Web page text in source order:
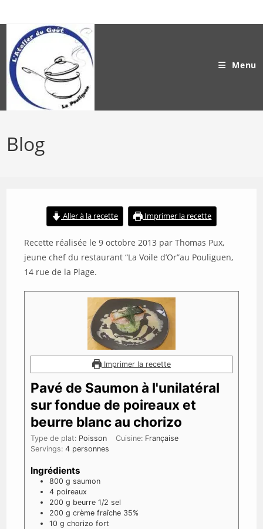
to
content
Menu
Blog
Aller à la recette Imprimer la recette
Recette réalisée le 9 octobre 2013 par Thomas Pux,
jeune chef du restaurant “La Voile d’Or”au Pouliguen,
14 rue de la Plage.
Imprimer la recette
Pavé de Saumon à l'unilatéral
sur fondue de poireaux et
beurre blanc au chorizo
Type de plat: Poisson Cuisine: Française
Servings:4 personnes
Ingrédients
800 g saumon
4 poireaux
200 g beurre 1/2 sel
200 g crème fraîche 35%
10 g chorizo fort